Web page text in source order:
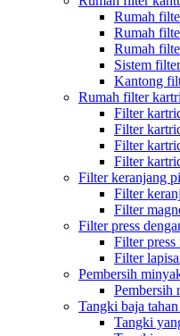
Rumah
Rumah
Rumah
Sistem
Kantong
Rumah filter
Filter
Filter
Filter
Filter
Filter keranjang
Filter
Filter
Filter press
Filter
Filter
Pembersih
Pembersih
Tangki baja
Tangki